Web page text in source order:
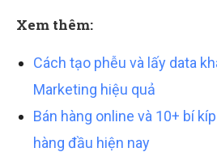
Xem thêm:
Cách tạo phễu và lấy data
Marketing hiệu quả
Bán hàng online và 10+ bí
hàng đầu hiện nay